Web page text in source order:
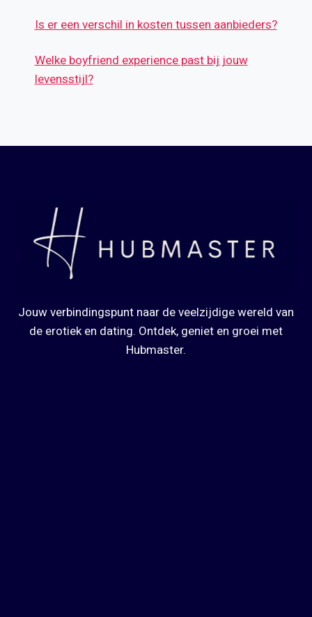
Is er een verschil in kosten tussen aanbieders?
Welke boyfriend experience past bij jouw
levensstijl?
Jouw verbindingspunt naar de veelzijdige wereld van
de erotiek en dating. Ontdek, geniet en groei met
Hubmaster.